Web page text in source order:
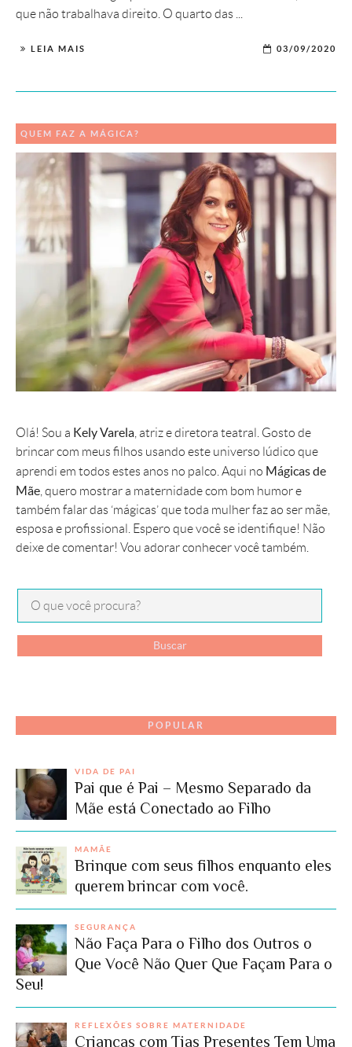
que não trabalhava direito. O quarto das ...
LEIA MAIS 03/09/2020
QUEM FAZ A MÁGICA?
Olá! Sou a Kely Varela , atriz e diretora teatral. Gosto de
brincar com meus filhos usando este universo lúdico que
aprendi em todos estes anos no palco. Aqui no Mágicas de
Mãe , quero mostrar a maternidade com bom humor e
também falar das ‘mágicas’ que toda mulher faz ao ser mãe,
esposa e profissional. Espero que você se identifique! Não
deixe de comentar! Vou adorar conhecer você também.
POPULAR
VIDA DE PAI
Pai que é Pai – Mesmo Separado da
Mãe está Conectado ao Filho
MAMÃE
Brinque com seus filhos enquanto eles
querem brincar com você.
SEGURANÇA
Não Faça Para o Filho dos Outros o
Que Você Não Quer Que Façam Para o
Seu!
REFLEXÕES SOBRE MATERNIDADE
Crianças com Tias Presentes Tem Uma